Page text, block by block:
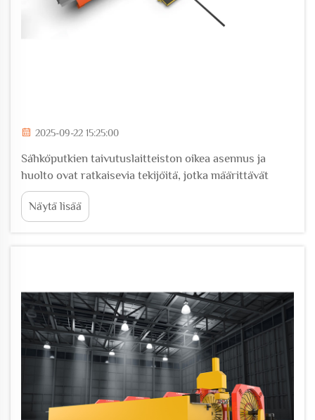
2025-09-22 15:25:00
Sähköputkien taivutuslaitteiston oikea asennus ja
huolto ovat ratkaisevia tekijöitä, jotka määrittävät
sähkörakentamishankkeissa toiminnallisen
tehokkuuden, laitteiston käyttöiän ja työpaikan
turvallisuuden. Nämä erikoislaitteet vaativat ...
Näytä lisää